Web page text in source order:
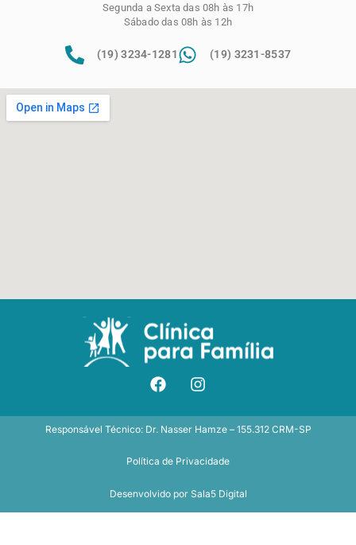
Segunda a Sexta das 08h às 17h
Sábado das 08h às 12h
(19) 3234-1281 (19) 3231-8537
Responsável Técnico: Dr. Nasser Hamze – 155.312 CRM-SP
Política de Privacidade
Desenvolvido por Sala5 Digital